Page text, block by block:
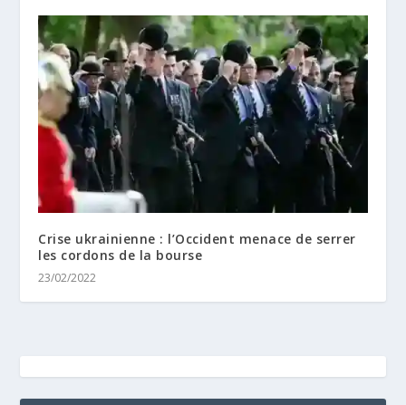
Crise ukrainienne : l’Occident menace de serrer
les cordons de la bourse
23/02/2022